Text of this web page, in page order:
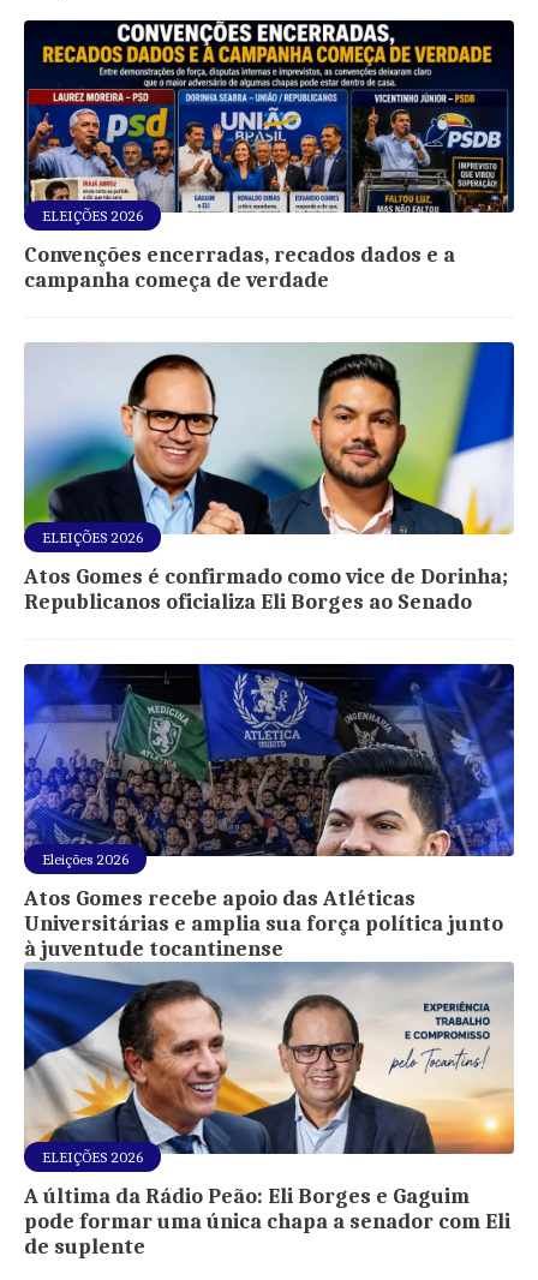
ELEIÇÕES 2026
Convenções encerradas, recados dados e a
campanha começa de verdade
ELEIÇÕES 2026
Atos Gomes é confirmado como vice de Dorinha;
Republicanos oficializa Eli Borges ao Senado
Eleições 2026
Atos Gomes recebe apoio das Atléticas
Universitárias e amplia sua força política junto
à juventude tocantinense
ELEIÇÕES 2026
A última da Rádio Peão: Eli Borges e Gaguim
pode formar uma única chapa a senador com Eli
de suplente